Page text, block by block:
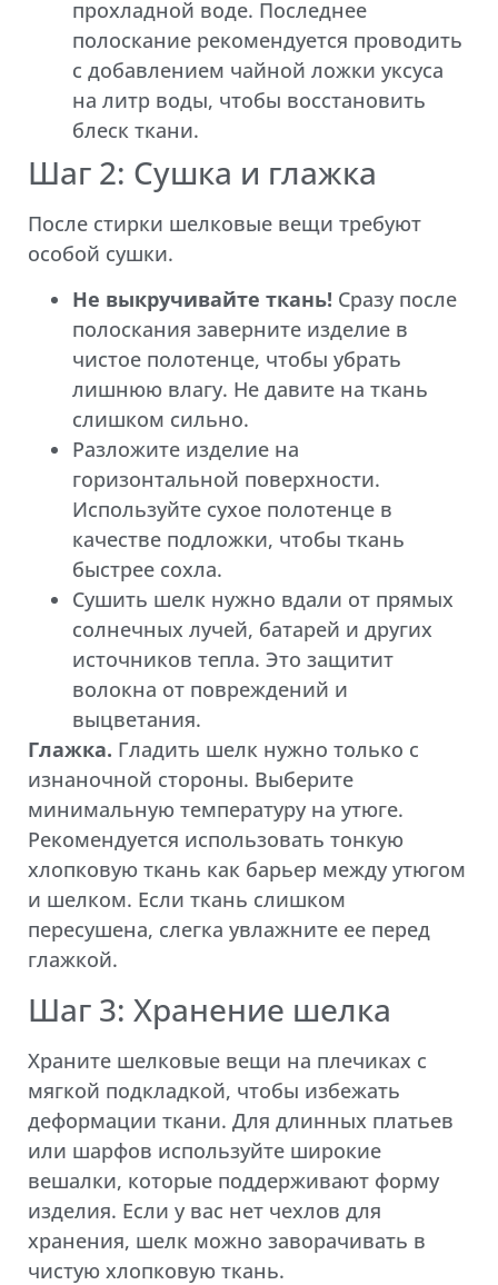
прохладной воде. Последнее
полоскание рекомендуется проводить
с добавлением чайной ложки уксуса
на литр воды, чтобы восстановить
блеск ткани.
Шаг 2: Сушка и глажка
После стирки шелковые вещи требуют
особой сушки.
Не выкручивайте ткань! Сразу после
полоскания заверните изделие в
чистое полотенце, чтобы убрать
лишнюю влагу. Не давите на ткань
слишком сильно.
Разложите изделие на
горизонтальной поверхности.
Используйте сухое полотенце в
качестве подложки, чтобы ткань
быстрее сохла.
Сушить шелк нужно вдали от прямых
солнечных лучей, батарей и других
источников тепла. Это защитит
волокна от повреждений и
выцветания.
Глажка. Гладить шелк нужно только с
изнаночной стороны. Выберите
минимальную температуру на утюге.
Рекомендуется использовать тонкую
хлопковую ткань как барьер между утюгом
и шелком. Если ткань слишком
пересушена, слегка увлажните ее перед
глажкой.
Шаг 3: Хранение шелка
Храните шелковые вещи на плечиках с
мягкой подкладкой, чтобы избежать
деформации ткани. Для длинных платьев
или шарфов используйте широкие
вешалки, которые поддерживают форму
изделия. Если у вас нет чехлов для
хранения, шелк можно заворачивать в
чистую хлопковую ткань.